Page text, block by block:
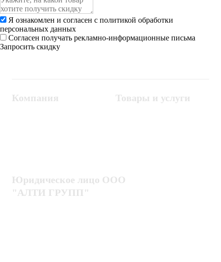
Я ознакомлен и согласен с политикой обработки
персональных данных
Согласен получать рекламно-информационные письма
Запросить скидку
Компания Товары и услуги
Юридическое лицо ООО
"АЛТИ ГРУПП"